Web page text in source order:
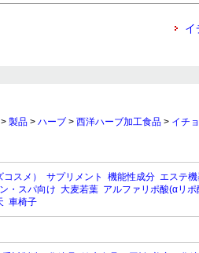
イ
> 製品 > ハーブ > 西洋ハーブ加工食品 > イチ
スメ） サプリメント 機能性成分 エステ
・スパ向け 大麦若葉 アルファリポ酸(αリポ
車椅子